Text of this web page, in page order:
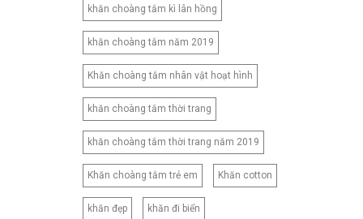
180X200CM
180X220CM
180X230CM
180X260CM
200X210CM
200X220CM
200X230CM
210X230CM
210X240CM
210X250CM
khăn choàng tắm kì lân hồng
khăn choàng tắm năm 2019
Khăn choàng tắm nhân vật hoạt hình
khăn choàng tắm thời trang
khăn choàng tắm thời trang năm 2019
Khăn choàng tắm trẻ em Khăn cotton
khăn đẹp khăn đi biển